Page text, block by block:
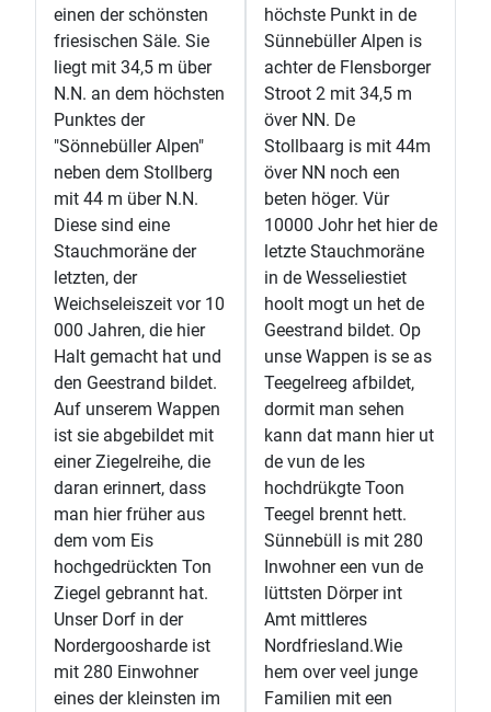
einen der schönsten
friesischen Säle. Sie
liegt mit 34,5 m über
N.N. an dem höchsten
Punktes der
"Sönnebüller Alpen"
neben dem Stollberg
mit 44 m über N.N.
Diese sind eine
Stauchmoräne der
letzten, der
Weichseleiszeit vor 10
000 Jahren, die hier
Halt gemacht hat und
den Geestrand bildet.
Auf unserem Wappen
ist sie abgebildet mit
einer Ziegelreihe, die
daran erinnert, dass
man hier früher aus
dem vom Eis
hochgedrückten Ton
Ziegel gebrannt hat.
Unser Dorf in der
Nordergoosharde ist
mit 280 Einwohner
eines der kleinsten im
höchste Punkt in de
Sünnebüller Alpen is
achter de Flensborger
Stroot 2 mit 34,5 m
över NN. De
Stollbaarg is mit 44m
över NN noch een
beten höger. Vür
10000 Johr het hier de
letzte Stauchmoräne
in de Wesseliestiet
hoolt mogt un het de
Geestrand bildet. Op
unse Wappen is se as
Teegelreeg afbildet,
dormit man sehen
kann dat mann hier ut
de vun de Ies
hochdrükgte Toon
Teegel brennt hett.
Sünnebüll is mit 280
Inwohner een vun de
lüttsten Dörper int
Amt mittleres
Nordfriesland.Wie
hem over veel junge
Familien mit een